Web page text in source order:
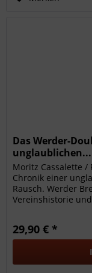
Das Werder-
unglaublichen...
Moritz Cassalette /
Chronik einer
Rausch. Werder
Vereinshistorie
29,90 € *